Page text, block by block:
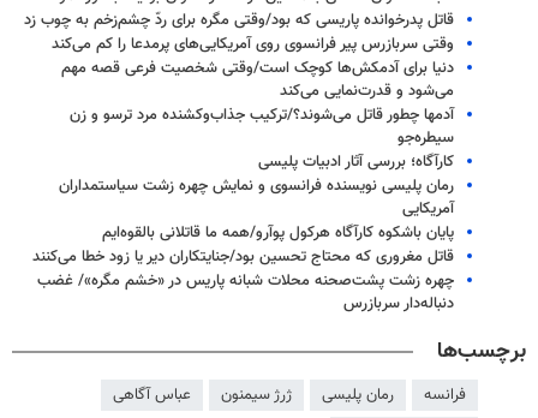
قاتل پدرخوانده پاریسی که بود/وقتی مگره برای ردّ چشم‌زخم به چوب زد
وقتی سربازرس پیر فرانسوی روی آمریکایی‌های پرمدعا را کم می‌کند
دنیا برای آدمکش‌ها کوچک است/وقتی شخصیت فرعی قصه مهم
می‌شود و قدرت‌نمایی می‌کند
آدمها چطور قاتل می‌شوند؟/ترکیب جذاب‌وکشنده مرد ترسو و زن
سیطره‌جو
کارآگاه؛ بررسی آثار ادبیات پلیسی
رمان پلیسی نویسنده فرانسوی و نمایش چهره زشت سیاستمداران
آمریکایی
پایان باشکوه کارآگاه هرکول پوآرو/همه ما قاتلانی بالقوه‌ایم
قاتل مغروری که محتاج تحسین بود/جنایتکاران دیر یا زود خطا می‌کنند
چهره زشت پشت‌صحنه محلات شبانه پاریس در «خشم مگره»/ غضب
دنباله‌دار سربازرس
برچسب‌ها
فرانسه رمان پلیسی ژرژ سیمنون
عباس آگاهی